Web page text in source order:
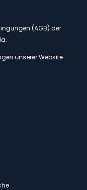
(AGB) der
unserer Website